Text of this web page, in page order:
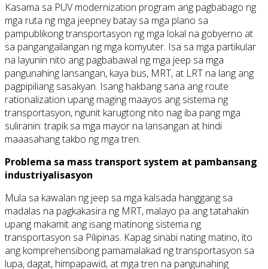
Kasama sa PUV modernization program ang pagbabago ng
mga ruta ng mga jeepney batay sa mga plano sa
pampublikong transportasyon ng mga lokal na gobyerno at
sa pangangailangan ng mga komyuter. Isa sa mga partikular
na layunin nito ang pagbabawal ng mga jeep sa mga
pangunahing lansangan, kaya bus, MRT, at LRT na lang ang
pagpipiliang sasakyan. Isang hakbang sana ang route
rationalization upang maging maayos ang sistema ng
transportasyon, ngunit karugtong nito nag iba pang mga
suliranin: trapik sa mga mayor na lansangan at hindi
maaasahang takbo ng mga tren.
Problema sa mass transport system at pambansang
industriyalisasyon
Mula sa kawalan ng jeep sa mga kalsada hanggang sa
madalas na pagkakasira ng MRT, malayo pa ang tatahakin
upang makamit ang isang matinong sistema ng
transportasyon sa Pilipinas. Kapag sinabi nating matino, ito
ang komprehensibong pamamalakad ng transportasyon sa
lupa, dagat, himpapawid, at mga tren na pangunahing